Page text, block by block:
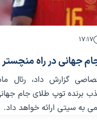
۱۷:۱۷
جهانی در راه
گزارش داد، رئال
برنده توپ طلای جام
به سیتی ارائه خواهد داد.​